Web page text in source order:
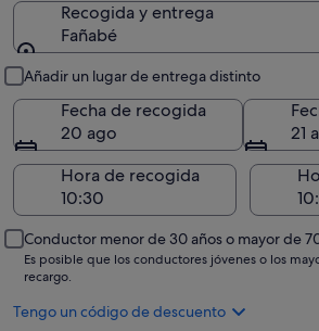
Recogida y entrega
Fañabé
Añadir un lugar de entrega distinto
Fecha de recogida
20 ago
21
Hora de recogida
Conductor menor de 30 años o mayor de
Es posible que los conductores jóvenes o los
recargo.
Tengo un código de descuento